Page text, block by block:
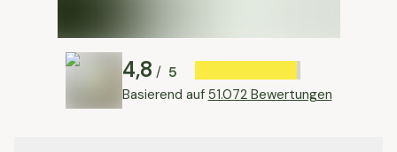
4,8 / 5
Basierend auf 51.072 Bewertungen